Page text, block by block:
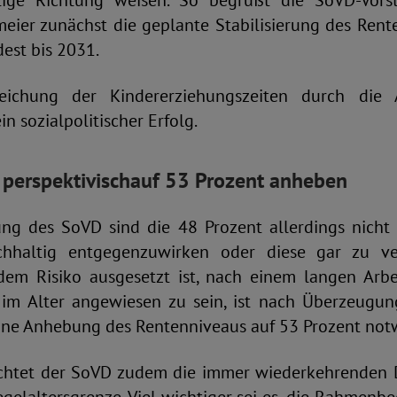
zunächst die geplante Stabilisierung des
bis 2031.
der Kindererziehungszeiten durch die
sozialpolitischer Erfolg.
auf 53 Prozent anheben
des SoVD sind die 48 Prozent allerdings nicht
entgegenzuwirken oder diese gar zu
Risiko ausgesetzt ist, nach einem langen
Alter angewiesen zu sein, ist nach
Anhebung des Rentenniveaus auf 53 Prozent
der SoVD zudem die immer wiederkehrenden